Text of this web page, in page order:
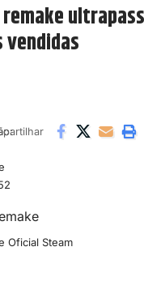
vendidas
Oficial Steam